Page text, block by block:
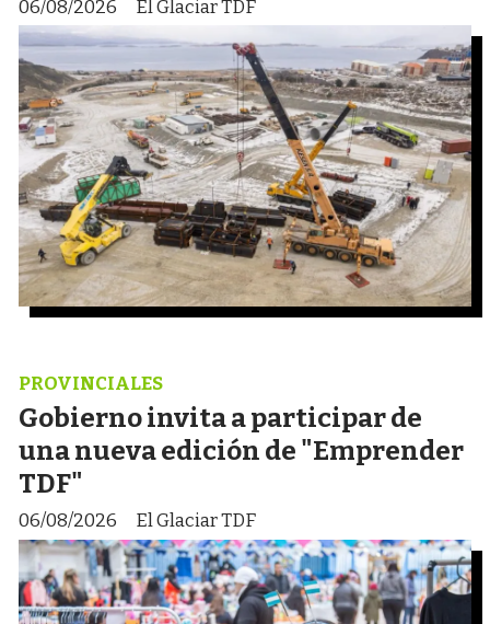
El Glaciar TDF
06/08/2026
Gobierno invita a participar de
una nueva edición de "Emprender
TDF"
El Glaciar TDF
PROVINCIALES
06/08/2026